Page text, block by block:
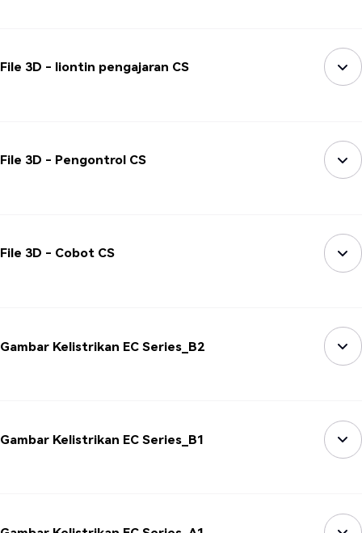
File 3D - liontin pengajaran CS
File 3D - Pengontrol CS
File 3D - Cobot CS
Gambar Kelistrikan EC Series_B2
Gambar Kelistrikan EC Series_B1